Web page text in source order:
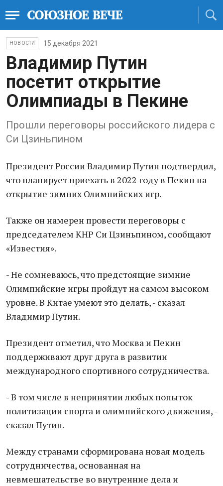
НОВОСТИ 15 декабря 2021
Владимир Путин
посетит открытие
Олимпиады в Пекине
Прошли переговоры российского лидера с
Си Цзиньпином
Президент России Владимир Путин подтвердил,
что планирует приехать в 2022 году в Пекин на
открытие зимних Олимпийских игр.
Также он намерен провести переговоры с
председателем КНР Си Цзиньпином, сообщают
«Известия».
- Не сомневаюсь, что предстоящие зимние
Олимпийские игры пройдут на самом высоком
уровне. В Китае умеют это делать, - сказал
Владимир Путин.
Президент отметил, что Москва и Пекин
поддерживают друг друга в развитии
международного спортивного сотрудничества.
- В том числе в непринятии любых попыток
политизации спорта и олимпийского движения, -
сказал Путин.
Между странами сформирована новая модель
сотрудничества, основанная на
невмешательстве во внутренние дела и